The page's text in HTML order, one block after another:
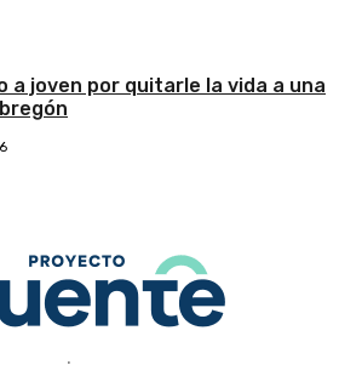
a joven por quitarle la vida a una
.